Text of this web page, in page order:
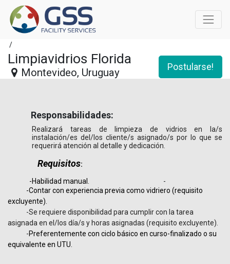
Postularse!
/
Limpiavidrios Florida
Montevideo, Uruguay
Responsabilidades:
Realizará tareas de limpieza de vidrios en la/s
instalación/es del/los cliente/s asignado/s por lo que se
requerirá atención al detalle y dedicación.
Requisitos:
-Habilidad manual.
-
-Contar con experiencia previa como vidriero (requisito
excluyente).
-Se requiere disponibilidad para cumplir con la tarea
asignada en el/los día/s y horas asignadas (requisito excluyente).
-Preferentemente con ciclo básico en curso-finalizado o su
equivalente en UTU.